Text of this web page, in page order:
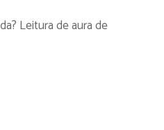
Leitura de aura de